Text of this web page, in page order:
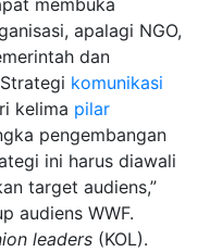
membuka
apalagi NGO,
dan
komunikasi
kelima pilar
pengembangan
ini harus diawali
target audiens,”
audiens WWF.
leaders (KOL).